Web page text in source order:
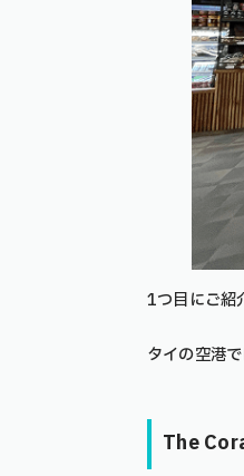
1つ目にご紹
タイの空港
The